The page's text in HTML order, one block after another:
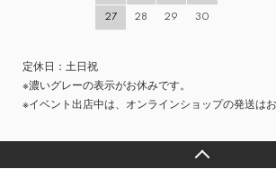
27 28 29 30
定休日：土日祝
※濃いグレーの表示がお休みです。
※イベント出店中は、オンラインショップの発送は